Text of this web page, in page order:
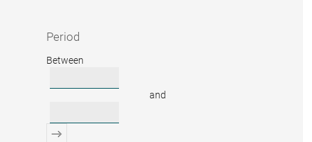
Period
Period
Between
and